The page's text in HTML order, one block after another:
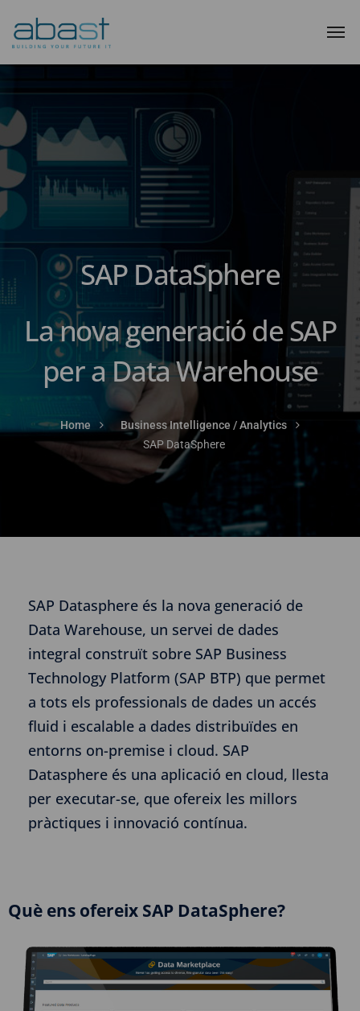
SAP DataSphere
La nova generació de SAP
per a Data Warehouse
Home
Business Intelligence / Analytics
SAP DataSphere
SAP Datasphere és la nova generació de
Data Warehouse, un servei de dades
integral construït sobre SAP Business
Technology Platform (SAP BTP) que permet
a tots els professionals de dades un accés
fluid i escalable a dades distribuïdes en
entorns on-premise i cloud. SAP
Datasphere és una aplicació en cloud, llesta
per executar-se, que ofereix les millors
pràctiques i innovació contínua.
Què ens ofereix SAP DataSphere?